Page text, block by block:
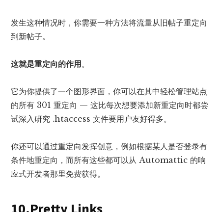
发生这种情况时，你需要一种方法将流量从旧帖子重定向
到新帖子。
这就是重定向的作用。
它为你提供了一个图形界面，你可以在其中轻松管理站点
的所有 301 重定向 — 这比每次想要添加新重定向时都尝
试深入研究 .htaccess 文件要用户友好得多。
你还可以通过重定向发挥创意，例如根据某人是否登录有
条件地重定向，而所有这些都可以从 Automattic 的响
应式开发者那里免费获得。
10.Pretty Links